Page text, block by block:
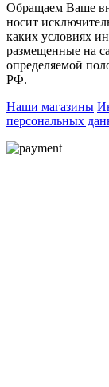
Обращаем Ваше
носит
каких условиях
размещенные на
определяемой
РФ.
Наши магазины
персональных